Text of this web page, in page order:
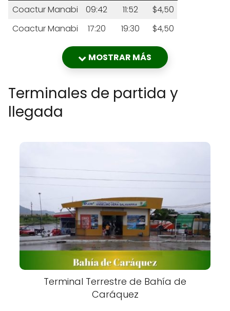
Coactur Manabi 09:42 11:52
$4,50
Coactur Manabi
17:20 19:30 $4,50
MOSTRAR MÁS
Terminales de partida y
llegada
Terminal Terrestre de Bahía de
Caráquez